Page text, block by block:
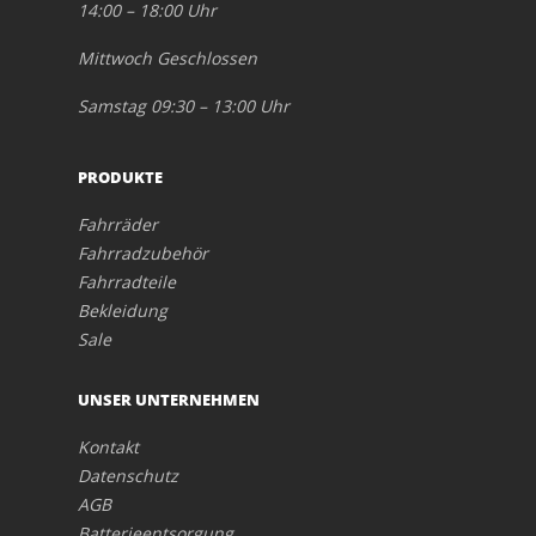
14:00 – 18:00 Uhr
Mittwoch Geschlossen
Samstag 09:30 – 13:00 Uhr
PRODUKTE
Fahrräder
Fahrradzubehör
Fahrradteile
Bekleidung
Sale
UNSER UNTERNEHMEN
Kontakt
Datenschutz
AGB